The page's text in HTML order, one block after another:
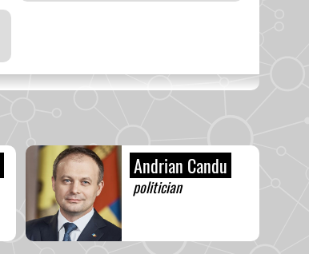
Andrian Candu
politician